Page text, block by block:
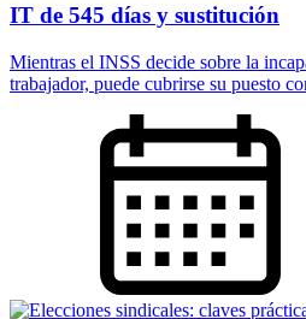
IT de 545 días y sustitución
Mientras el INSS decide sobre la
trabajador, puede cubrirse su puesto